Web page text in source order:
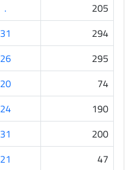
.
205
31
294
26
295
20
74
24
190
31
200
21 47